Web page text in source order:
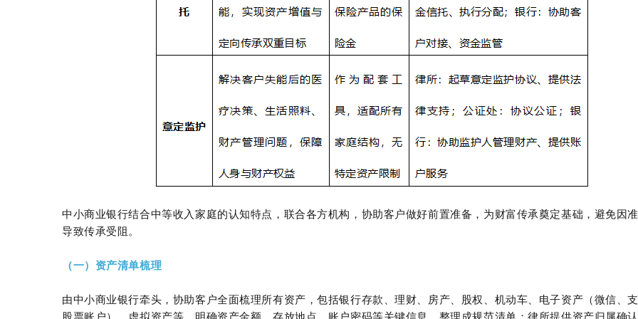
中小商业银行结合中等收入家庭的认知特点，联合各方机构，协助客户做好前置准备，为财富传承奠定基础，避免因
导致传承受阻。
（一）资产清单梳理
由中小商业银行牵头，协助客户全面梳理所有资产，包括银行存款、理财、房产、股权、机动车、电子资产（微信、支
股票账户）、虚拟资产等，明确资产金额、存放地点、账户密码等关键信息，整理成规范清单；律所提供资产归属确认